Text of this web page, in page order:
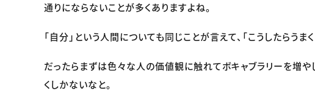
通りにならないことが多くありますよね。
「自分」という人間についても同じことが言えて、「こうしたらうま
だったらまずは色々な人の価値観に触れてボキャブラリーを増や
くしかないなと。